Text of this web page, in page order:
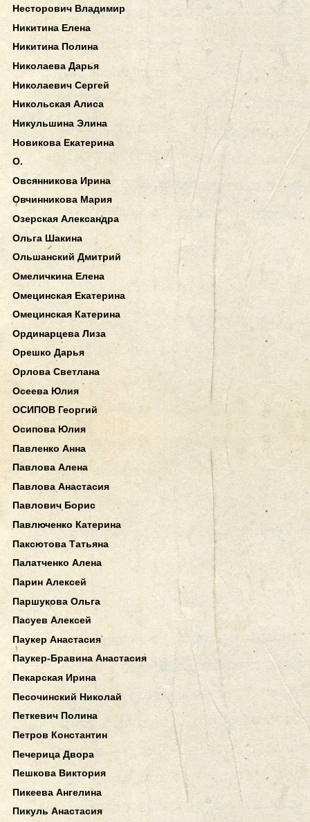
Несторович Владимир
Никитина Елена
Никитина Полина
Николаева Дарья
Николаевич Сергей
Никольская Алиса
Никульшина Элина
Новикова Екатерина
О.
Овсянникова Ирина
Овчинникова Мария
Озерская Александра
Ольга Шакина
Ольшанский Дмитрий
Омеличкина Елена
Омецинская Екатерина
Омецинская Катерина
Ординарцева Лиза
Орешко Дарья
Орлова Светлана
Осеева Юлия
ОСИПОВ Георгий
Осипова Юлия
Павленко Анна
Павлова Алена
Павлова Анастасия
Павлович Борис
Павлюченко Катерина
Паксютова Татьяна
Палатченко Алена
Парин Алексей
Паршукова Ольга
Пасуев Алексей
Паукер Анастасия
Паукер-Бравина Анастасия
Пекарская Ирина
Песочинский Николай
Петкевич Полина
Петров Константин
Печерица Двора
Пешкова Виктория
Пикеева Ангелина
Пикуль Анастасия